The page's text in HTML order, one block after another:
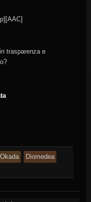
trasparenza e
Diomedea